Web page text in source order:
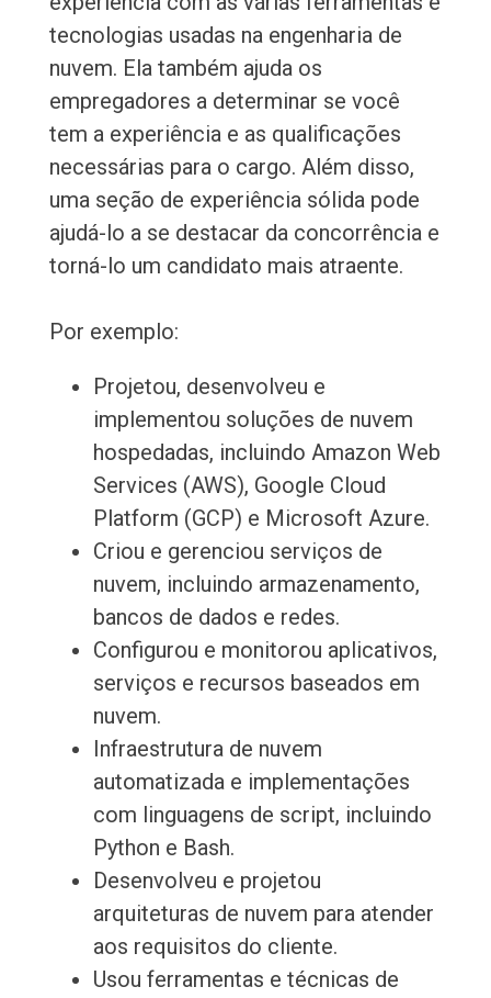
tecnologias usadas na engenharia de
nuvem. Ela também ajuda os
empregadores a determinar se você
tem a experiência e as qualificações
necessárias para o cargo. Além disso,
uma seção de experiência sólida pode
ajudá-lo a se destacar da concorrência e
torná-lo um candidato mais atraente.
Por exemplo:
Projetou, desenvolveu e
implementou soluções de nuvem
hospedadas, incluindo Amazon Web
Services (AWS), Google Cloud
Platform (GCP) e Microsoft Azure.
Criou e gerenciou serviços de
nuvem, incluindo armazenamento,
bancos de dados e redes.
Configurou e monitorou aplicativos,
serviços e recursos baseados em
nuvem.
Infraestrutura de nuvem
automatizada e implementações
com linguagens de script, incluindo
Python e Bash.
Desenvolveu e projetou
arquiteturas de nuvem para atender
aos requisitos do cliente.
Usou ferramentas e técnicas de